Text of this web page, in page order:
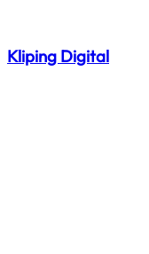
Kliping Digital